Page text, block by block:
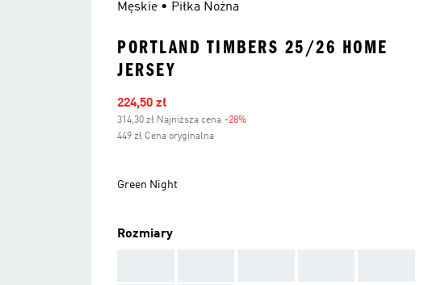
Męskie • Piłka Nożna
PORTLAND TIMBERS 25/26 HOME
JERSEY
Ceny na wyprzedaży
224,50 zł
314,30 zł Najniższa cena -28%
449 zł Cena oryginalna
Green Night
Rozmiary